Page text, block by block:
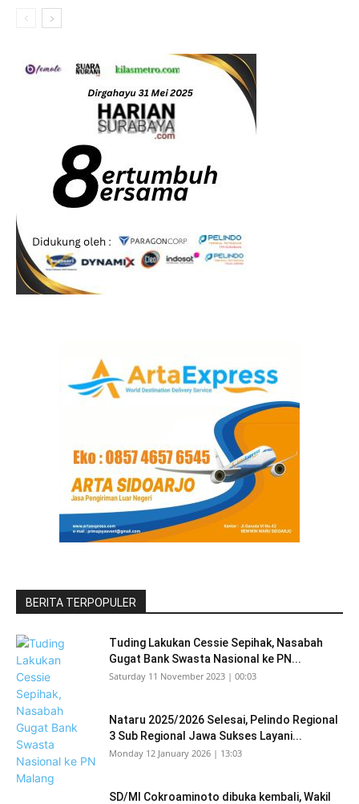
BERITA TERPOPULER
Tuding Lakukan Cessie Sepihak, Nasabah
Gugat Bank Swasta Nasional ke PN...
Saturday 11 November 2023 | 00:03
Nataru 2025/2026 Selesai, Pelindo Regional
3 Sub Regional Jawa Sukses Layani...
Monday 12 January 2026 | 13:03
SD/MI Cokroaminoto dibuka kembali, Wakil